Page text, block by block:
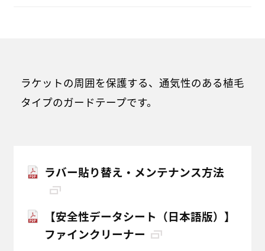
ラケットの周囲を保護する、通気性のある植毛
タイプのガードテープです。
ラバー貼り替え・メンテナンス方法
【安全性データシート（日本語版）】
ファインクリーナー